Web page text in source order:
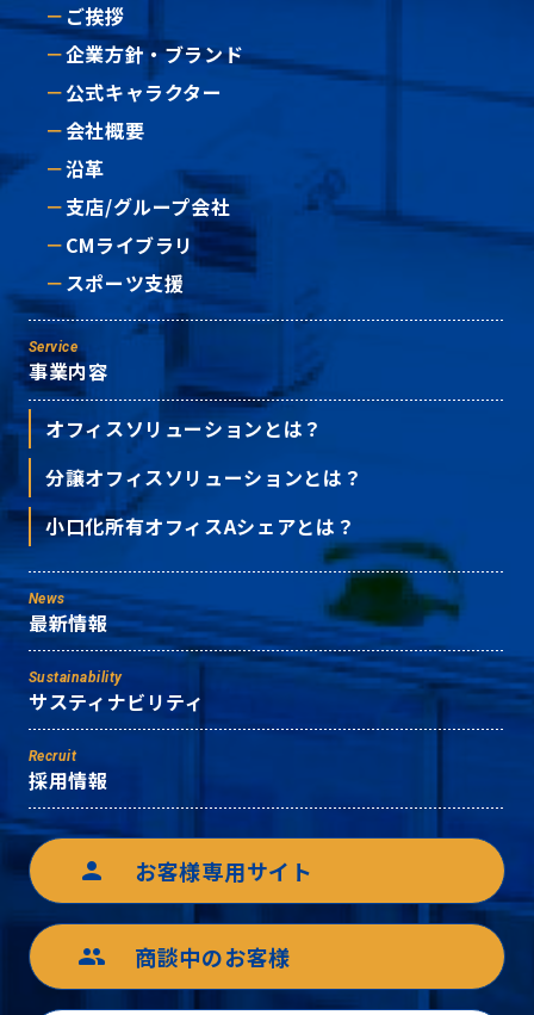
ご挨拶
企業方針・ブランド
公式キャラクター
会社概要
沿革
支店/グループ会社
CMライブラリ
スポーツ支援
Service
事業内容
オフィスソリューションとは？
分譲オフィスソリューションとは？
小口化所有オフィスAシェアとは？
News
最新情報
Sustainability
サスティナビリティ
Recruit
採用情報
person お客様専用サイト
group 商談中のお客様